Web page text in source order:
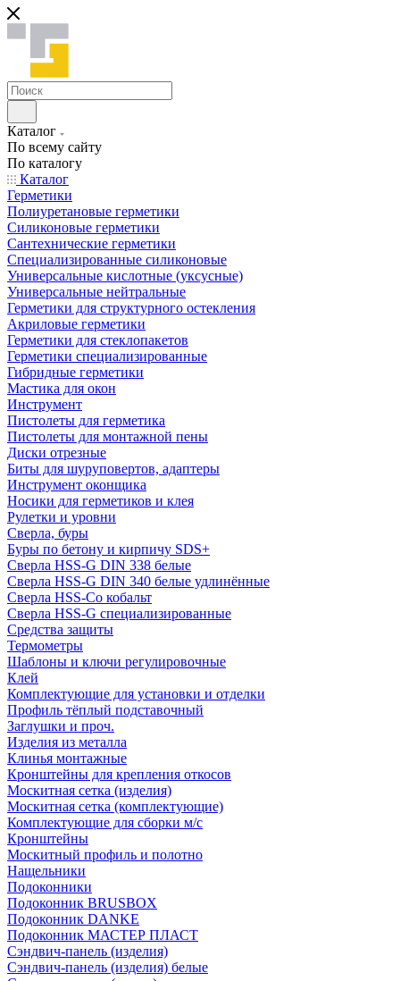
Каталог
По всему сайту
По каталогу
Каталог
Герметики
Полиуретановые герметики
Силиконовые герметики
Сантехнические герметики
Специализированные силиконовые
Универсальные кислотные (уксусные)
Универсальные нейтральные
Герметики для структурного остекления
Акриловые герметики
Герметики для стеклопакетов
Герметики специализированные
Гибридные герметики
Мастика для окон
Инструмент
Пистолеты для герметика
Пистолеты для монтажной пены
Диски отрезные
Биты для шуруповертов, адаптеры
Инструмент оконщика
Носики для герметиков и клея
Рулетки и уровни
Сверла, буры
Буры по бетону и кирпичу SDS+
Сверла HSS-G DIN 338 белые
Сверла HSS-G DIN 340 белые удлинённые
Сверла HSS-Co кобальт
Сверла HSS-G специализированные
Средства защиты
Термометры
Шаблоны и ключи регулировочные
Клей
Комплектующие для установки и отделки
Профиль тёплый подставочный
Заглушки и проч.
Изделия из металла
Клинья монтажные
Кронштейны для крепления откосов
Москитная сетка (изделия)
Москитная сетка (комплектующие)
Комплектующие для сборки м/с
Кронштейны
Москитный профиль и полотно
Нащельники
Подоконники
Подоконник BRUSBOX
Подоконник DANKE
Подоконник МАСТЕР ПЛАСТ
Сэндвич-панель (изделия)
Сэндвич-панель (изделия) белые